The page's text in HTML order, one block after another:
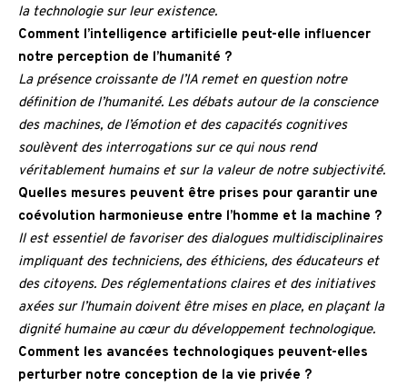
la technologie sur leur existence.
Comment l’intelligence artificielle peut-elle influencer
notre perception de l’humanité ?
La présence croissante de l’IA remet en question notre
définition de l’humanité. Les débats autour de la conscience
des machines, de l’émotion et des capacités cognitives
soulèvent des interrogations sur ce qui nous rend
véritablement humains et sur la valeur de notre subjectivité.
Quelles mesures peuvent être prises pour garantir une
coévolution harmonieuse entre l’homme et la machine ?
Il est essentiel de favoriser des dialogues multidisciplinaires
impliquant des techniciens, des éthiciens, des éducateurs et
des citoyens. Des réglementations claires et des initiatives
axées sur l’humain doivent être mises en place, en plaçant la
dignité humaine au cœur du développement technologique.
Comment les avancées technologiques peuvent-elles
perturber notre conception de la vie privée ?